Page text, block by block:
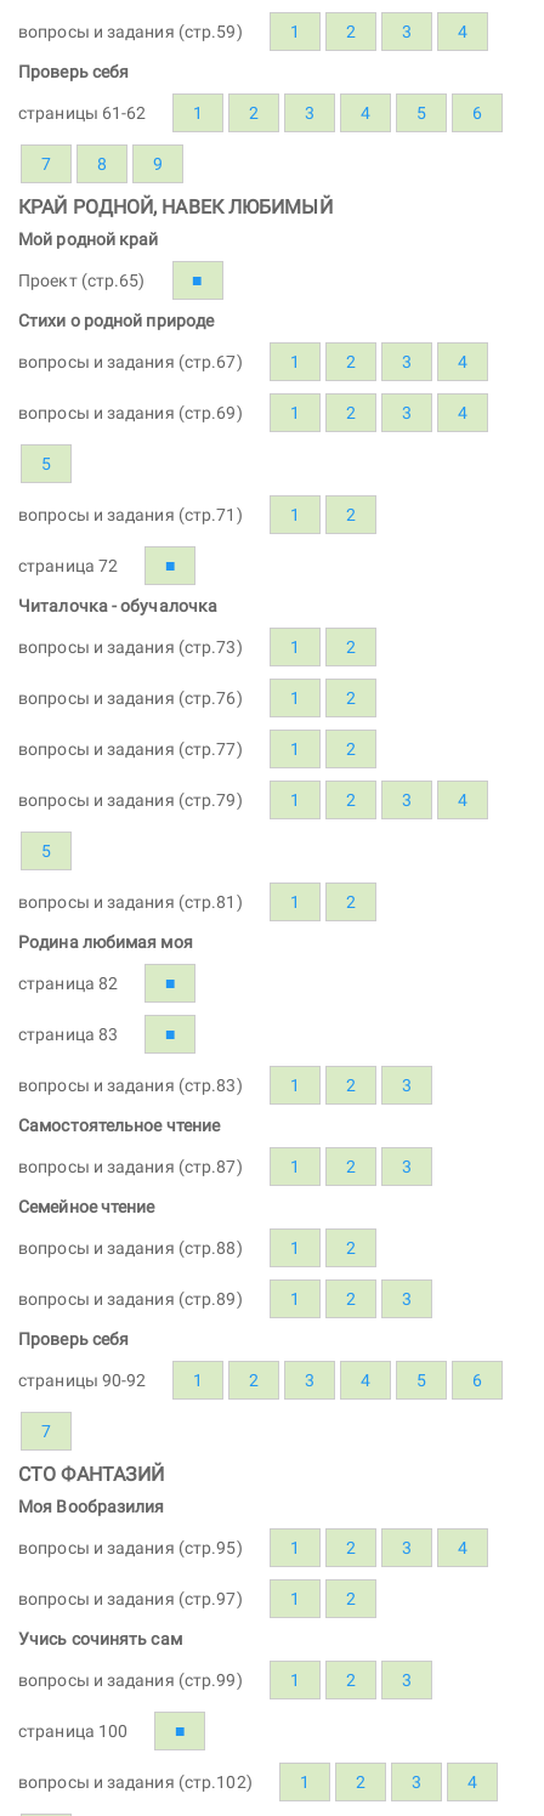
вопросы и задания (стр.59) 1 2 3 4
Проверь себя
страницы 61-62 1 2 3 4 5 6
7 8 9
КРАЙ РОДНОЙ, НАВЕК ЛЮБИМЫЙ
Мой родной край
Проект (стр.65) ■
Стихи о родной природе
вопросы и задания (стр.67) 1 2 3 4
вопросы и задания (стр.69) 1 2 3 4
5
вопросы и задания (стр.71) 1 2
страница 72 ■
Читалочка - обучалочка
вопросы и задания (стр.73) 1 2
вопросы и задания (стр.76) 1 2
вопросы и задания (стр.77) 1 2
вопросы и задания (стр.79) 1 2 3 4
5
вопросы и задания (стр.81) 1 2
Родина любимая моя
страница 82 ■
страница 83 ■
вопросы и задания (стр.83) 1 2 3
Самостоятельное чтение
вопросы и задания (стр.87) 1 2 3
Семейное чтение
вопросы и задания (стр.88) 1 2
вопросы и задания (стр.89) 1 2 3
Проверь себя
страницы 90-92 1 2 3 4 5 6
7
СТО ФАНТАЗИЙ
Моя Вообразилия
вопросы и задания (стр.95) 1 2 3 4
вопросы и задания (стр.97) 1 2
Учись сочинять сам
вопросы и задания (стр.99) 1 2 3
страница 100 ■
вопросы и задания (стр.102) 1 2 3 4